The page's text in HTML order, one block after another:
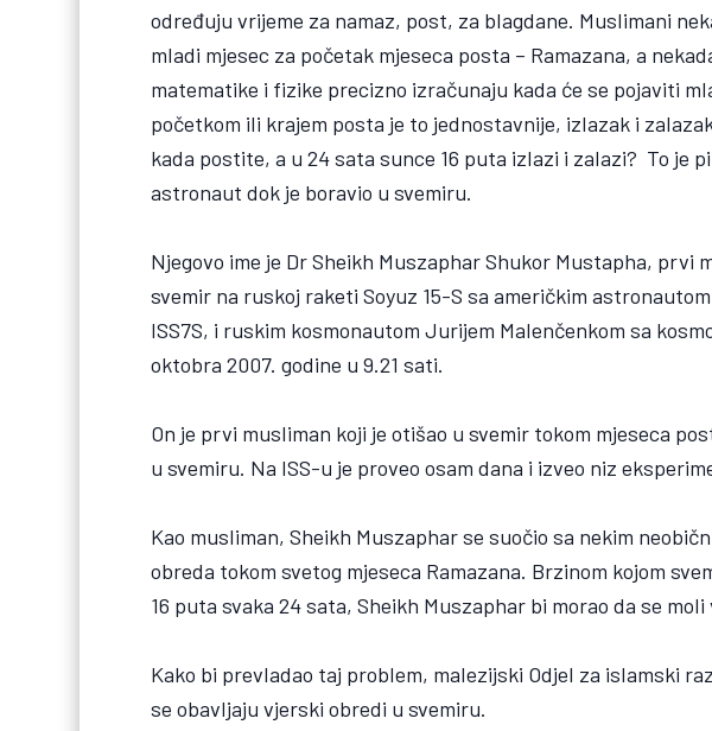
određuju vrijeme za namaz, post, za blagdane. Muslimani
mladi mjesec za početak mjeseca posta – Ramazana, a
matematike i fizike precizno izračunaju kada će se pojaviti
početkom ili krajem posta je to jednostavnije, izlazak i
kada postite, a u 24 sata sunce 16 puta izlazi i zalazi? To je
astronaut dok je boravio u svemiru.
Njegovo ime je Dr Sheikh Muszaphar Shukor Mustapha, prvi
svemir na ruskoj raketi Soyuz 15-S sa američkim
ISS7S, i ruskim kosmonautom Jurijem Malenčenkom sa
oktobra 2007. godine u 9.21 sati.
On je prvi musliman koji je otišao u svemir tokom mjeseca
u svemiru. Na ISS-u je proveo osam dana i izveo niz
Kao musliman, Sheikh Muszaphar se suočio sa nekim
obreda tokom svetog mjeseca Ramazana. Brzinom kojom
16 puta svaka 24 sata, Sheikh Muszaphar bi morao da se
Kako bi prevladao taj problem, malezijski Odjel za islamski
se obavljaju vjerski obredi u svemiru.